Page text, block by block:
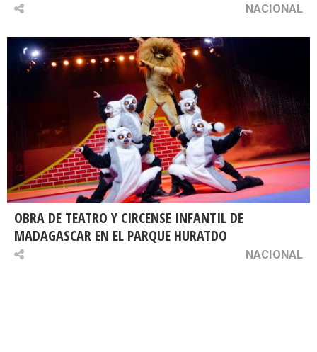
NACIONAL
OBRA DE TEATRO Y CIRCENSE INFANTIL DE
MADAGASCAR EN EL PARQUE HURATDO
NACIONAL